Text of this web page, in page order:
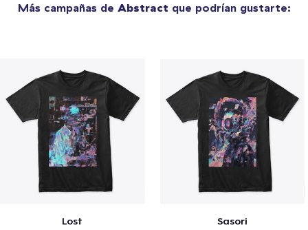
Más campañas de Abstract que podrían gustarte:
Lost Sasori